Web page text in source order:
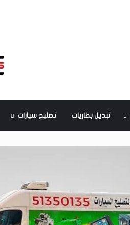
تبديل بطاريات تصليح سيارات